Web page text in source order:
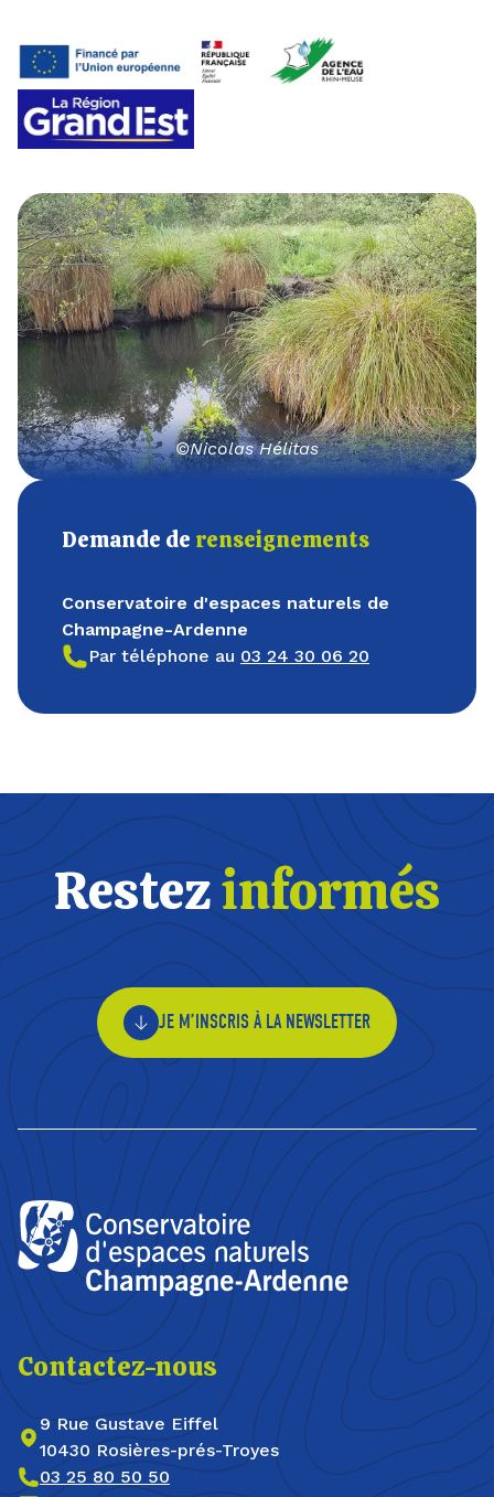
©Nicolas Hélitas
Demande de renseignements
Conservatoire d'espaces naturels de
Champagne-Ardenne
Par téléphone au 03 24 30 06 20
Restezinformés
JE M’INSCRIS À LA NEWSLETTER
Contactez-nous
9 Rue Gustave Eiffel
10430 Rosières-prés-Troyes
03 25 80 50 50